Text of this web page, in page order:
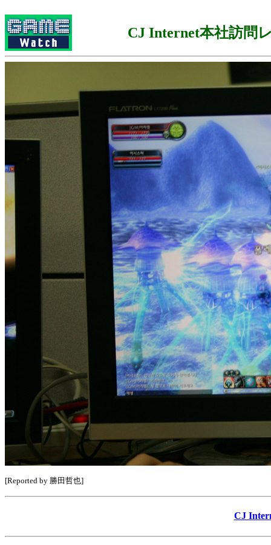
CJ Internet本社訪問
[Reported by 勝田哲也]
CJ